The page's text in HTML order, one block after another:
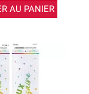
AU PANIER